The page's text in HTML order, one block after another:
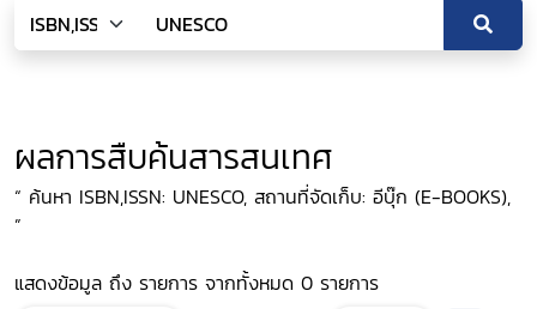
ผลการสืบค้นสารสนเทศ
“ ค้นหา ISBN,ISSN: UNESCO, สถานที่จัดเก็บ: อีบุ๊ก (E-BOOKS),
”
แสดงข้อมูล ถึง รายการ จากทั้งหมด 0 รายการ